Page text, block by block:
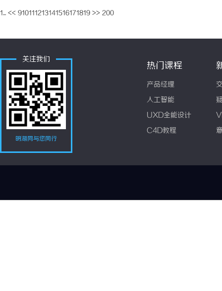
1... << 910111213141516171819 >> 200
关注我们
明湖网与您同行
热门课程
产品经理
人工智能
UXD全能设计
C4D教程